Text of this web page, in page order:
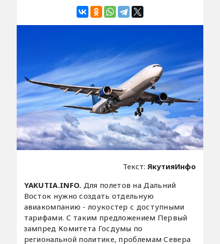
Текст: ЯкутияИнфо
YAKUTIA.INFO. Для полетов на Дальний
Восток нужно создать отдельную
авиакомпанию - лоукостер с доступными
тарифами. С таким предложением Первый
зампред Комитета Госдумы по
региональной политике, проблемам Севера